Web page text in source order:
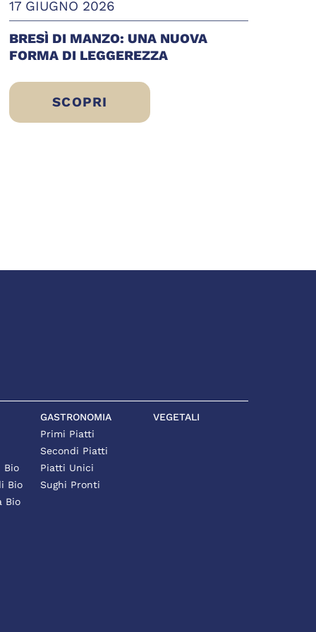
17 GIUGNO 2026
BRESÌ DI MANZO: UNA NUOVA
FORMA DI LEGGEREZZA
SCOPRI
BRESÌ DI MANZO: UNA NUOVA FORMA
Bio
Bio
Bio
GASTRONOMIA
Primi Piatti
Secondi Piatti
Piatti Unici
Sughi Pronti
VEGETALI